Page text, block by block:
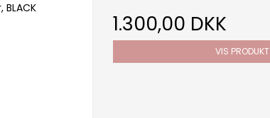
1.300,00 DKK
VIS PRODUKT